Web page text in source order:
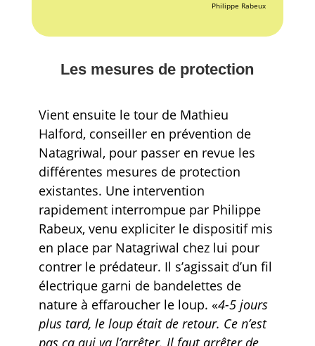
Philippe Rabeux
Les mesures de protection
Vient ensuite le tour de Mathieu
Halford, conseiller en prévention de
Natagriwal, pour passer en revue les
différentes mesures de protection
existantes. Une intervention
rapidement interrompue par Philippe
Rabeux, venu expliciter le dispositif mis
en place par Natagriwal chez lui pour
contrer le prédateur. Il s’agissait d’un fil
électrique garni de bandelettes de
nature à effaroucher le loup. «4-5 jours
plus tard, le loup était de retour. Ce n’est